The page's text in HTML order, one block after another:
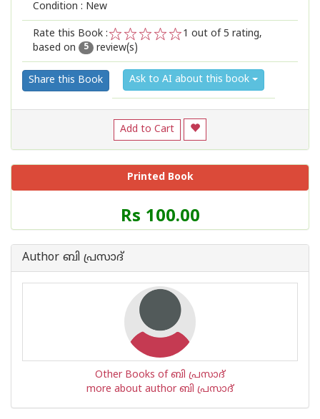
Condition : New
Rate this Book :
2
1
1 out of 5 rating,
based on
5 review(s)
Share this Book Ask to AI about this book
Add to Cart
Printed Book
Price
of
Book
Rs 100.00
Author ബി പ്രസാദ്
Other Books of ബി പ്രസാദ്
more about author ബി പ്രസാദ്